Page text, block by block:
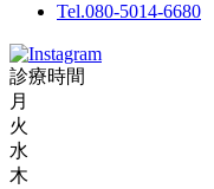
Tel.080-5014-6680
診療時間
月
火
水
木